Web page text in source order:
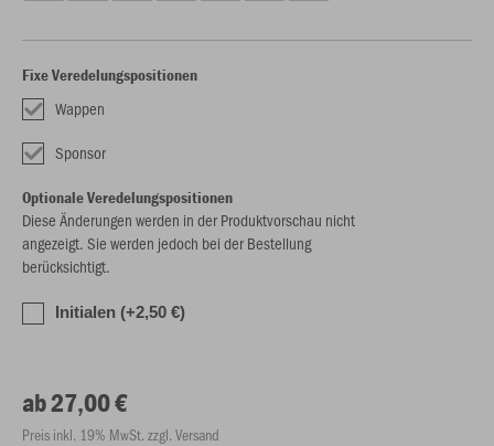
Fixe Veredelungspositionen
Wappen
Sponsor
Optionale Veredelungspositionen
Diese Änderungen werden in der Produktvorschau nicht
angezeigt. Sie werden jedoch bei der Bestellung
berücksichtigt.
Initialen (+2,50 €)
ab 27,00 €
Preis inkl. 19% MwSt. zzgl. Versand